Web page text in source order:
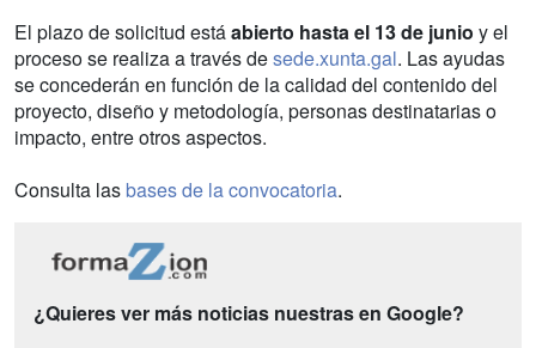
El plazo de solicitud estáabierto hasta el 13 de junio y el
proceso se realiza a través desede.xunta.gal. Las ayudas
se concederán en función de la calidad del contenido del
proyecto, diseño y metodología, personas destinatarias o
impacto, entre otros aspectos.
Consulta lasbases de la convocatoria.
¿Quieres ver más noticias nuestras en Google?